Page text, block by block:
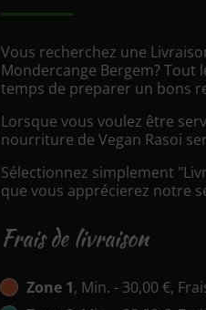
Vous recherchez une
Mondercange Bergem? Tout
temps de preparer un bons
Lorsque vous voulez être
nourriture de Vegan Rasoi
Sélectionnez simplement
que vous apprécierez notre
Frais de livraison
Zone 1, Min. - 30,00 €,